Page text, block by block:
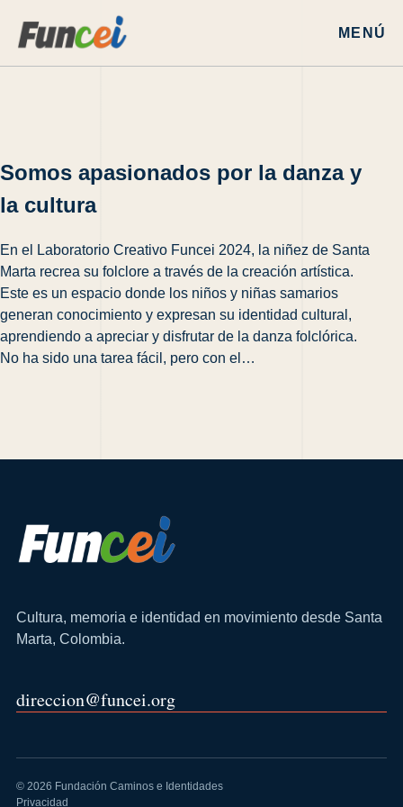
MENÚ
Somos apasionados por la danza y
la cultura
En el Laboratorio Creativo Funcei 2024, la niñez de Santa
Marta recrea su folclore a través de la creación artística.
Este es un espacio donde los niños y niñas samarios
generan conocimiento y expresan su identidad cultural,
aprendiendo a apreciar y disfrutar de la danza folclórica.
No ha sido una tarea fácil, pero con el…
Cultura, memoria e identidad en movimiento desde Santa
Marta, Colombia.
direccion@funcei.org
© 2026 Fundación Caminos e Identidades
Privacidad